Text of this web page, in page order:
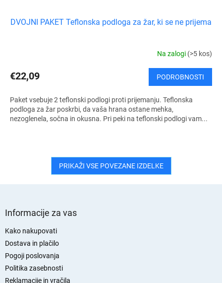
DVOJNI PAKET Teflonska podloga za žar, ki se ne prijema
Na zalogi (>5 kos)
€22,09 PODROBNOSTI
Paket vsebuje 2 teflonski podlogi proti prijemanju. Teflonska
podloga za žar poskrbi, da vaša hrana ostane mehka,
nezoglenela, sočna in okusna. Pri peki na teflonski podlogi vam...
PRIKAŽI VSE POVEZANE IZDELKE
Informacije za vas
Kako nakupovati
Dostava in plačilo
Pogoji poslovanja
Politika zasebnosti
Reklamacije in vračila